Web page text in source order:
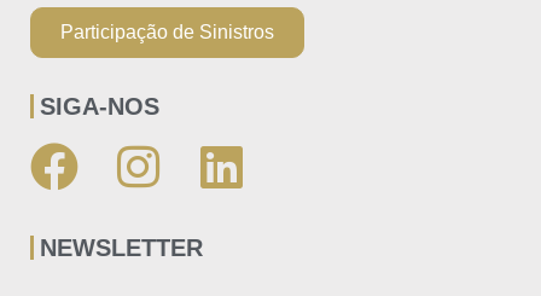
Participação de Sinistros
SIGA-NOS
NEWSLETTER